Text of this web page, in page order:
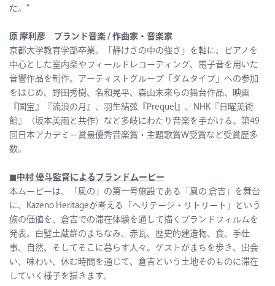
た。”
原 摩利彦 ブランド音楽 / 作曲家・音楽家
京都大学教育学部卒業。「静けさの中の強さ」を軸に、ピアノを
中心とした室内楽やフィールドレコーディング、電子音を用いた
音響作品を制作。アーティストグループ「ダムタイプ」への参加
をはじめ、野田秀樹、名和晃平、森山未來らの舞台作品、映画
『国宝』『流浪の月』、羽生結弦『Prequel』、NHK『日曜美術
館』（坂本美雨と共作）など多岐にわたり音楽を手がける。第49
回日本アカデミー賞最優秀音楽賞・主題歌賞W受賞など受賞歴多
数。
◼︎中村 優斗監督によるブランドムービー
本ムービーは、「風の」の第一号施設である「風の 倉吉」を舞台
に、Kazeno Heritageが考える「ヘリテージ・リトリート」という
旅の価値を、倉吉での滞在体験を通して描くブランドフィルムを
発表。白壁土蔵群のまちなみ、赤瓦、歴史的建造物、食、手仕
事、自然、そしてそこに暮らす人々。ゲストがまちを歩き、出会
い、味わい、休む時間を通じて、倉吉という土地そのものに滞在
していく様子を描きます。